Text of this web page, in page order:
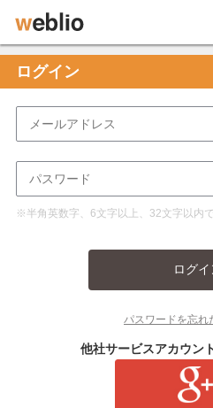
ログイン
※半角英数字、6文字以上、32文字以内
ログイ
パスワードを忘れ
他社サービスアカウン